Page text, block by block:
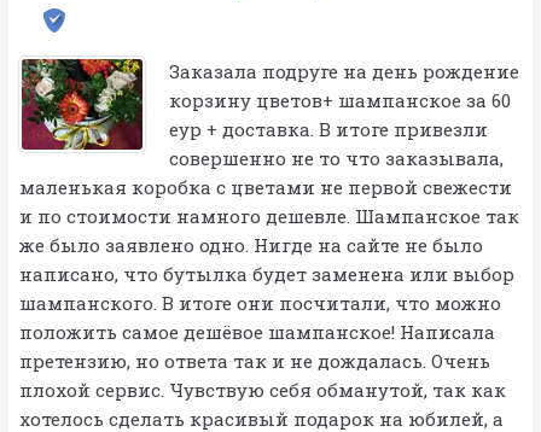
Заказала подруге на день рождение
корзину цветов+ шампанское за 60
еур + доставка. В итоге привезли
совершенно не то что заказывала,
маленькая коробка с цветами не первой свежести
и по стоимости намного дешевле. Шампанское так
же было заявлено одно. Нигде на сайте не было
написано, что бутылка будет заменена или выбор
шампанского. В итоге они посчитали, что можно
положить самое дешёвое шампанское! Написала
претензию, но ответа так и не дождалась. Очень
плохой сервис. Чувствую себя обманутой, так как
хотелось сделать красивый подарок на юбилей, а